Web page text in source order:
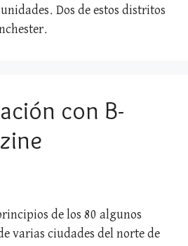
Dos de estos distritos
con B-
de los 80 algunos
varias ciudades del norte de